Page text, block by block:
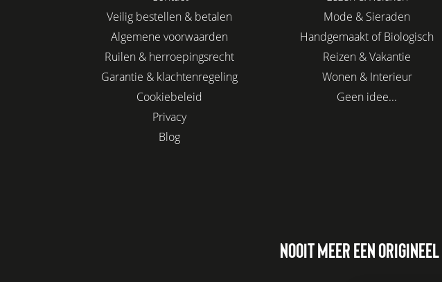
Veilig bestellen & betalen
Algemene voorwaarden
Ruilen & herroepingsrecht
Garantie & klachtenregeling
Cookiebeleid
Privacy
Blog
Mode & Sieraden
Handgemaakt of Biologisch
Reizen & Vakantie
Wonen & Interieur
Geen idee...
NOOIT MEER EEN ORIGINEEL